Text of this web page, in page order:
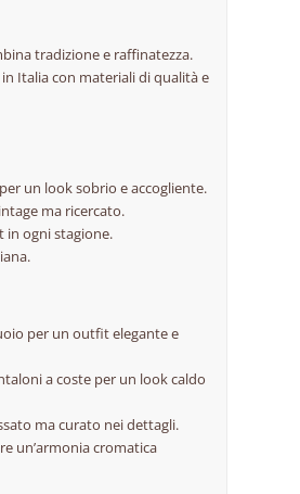
tradizione e raffinatezza.
Italia con materiali di qualità e
un look sobrio e accogliente.
ma ricercato.
in ogni stagione.
per un outfit elegante e
a coste per un look caldo
ma curato nei dettagli.
un’armonia cromatica